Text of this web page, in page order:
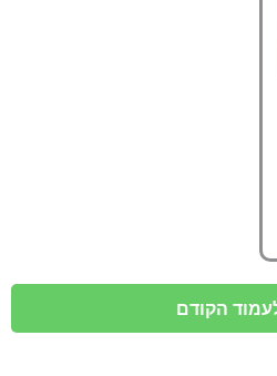
הקודם